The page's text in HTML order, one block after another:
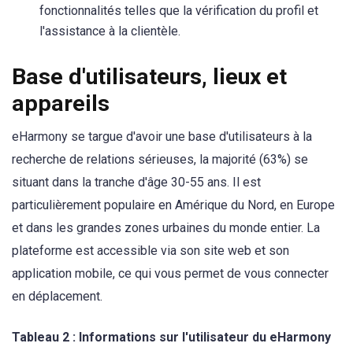
fonctionnalités telles que la vérification du profil et
l'assistance à la clientèle.
Base d'utilisateurs, lieux et
appareils
eHarmony se targue d'avoir une base d'utilisateurs à la
recherche de relations sérieuses, la majorité (63%) se
situant dans la tranche d'âge 30-55 ans. Il est
particulièrement populaire en Amérique du Nord, en Europe
et dans les grandes zones urbaines du monde entier. La
plateforme est accessible via son site web et son
application mobile, ce qui vous permet de vous connecter
en déplacement.
Tableau 2 : Informations sur l'utilisateur du eHarmony